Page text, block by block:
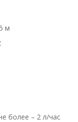
м
более – 2 л/час